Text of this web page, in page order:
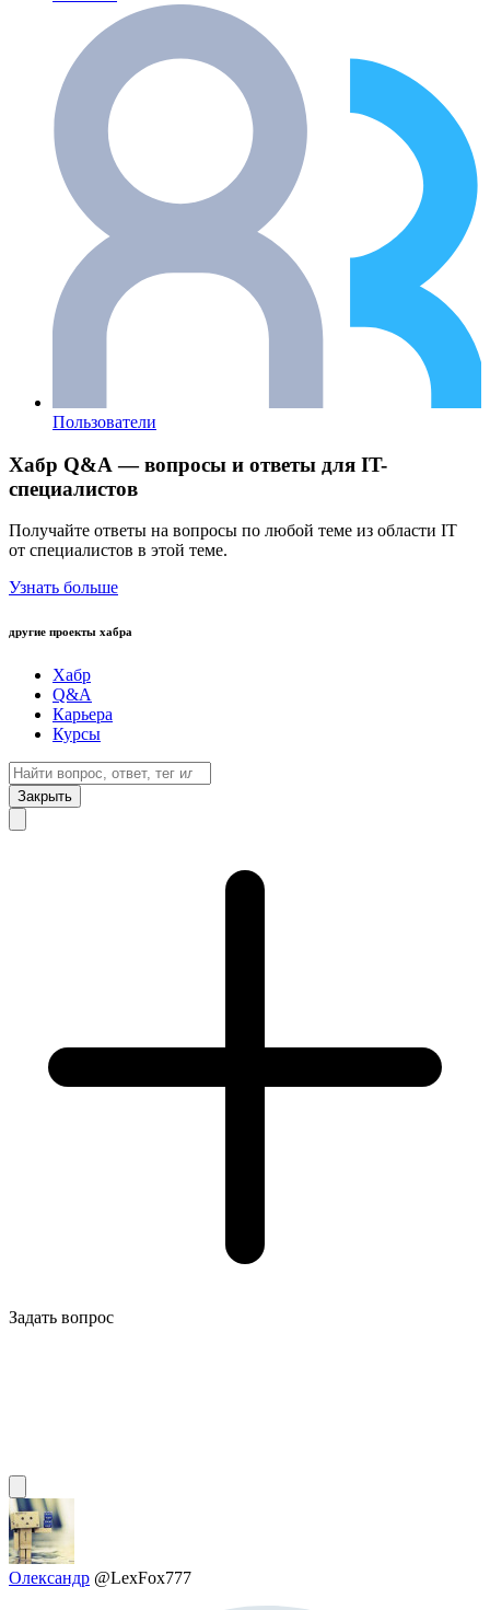
Пользователи
Хабр Q&A — вопросы и ответы для IT-
специалистов
Получайте ответы на вопросы по любой теме из области IT
от специалистов в этой теме.
Узнать больше
другие проекты хабра
Хабр
Q&A
Карьера
Курсы
Закрыть
Задать вопрос
Олександр @LexFox777